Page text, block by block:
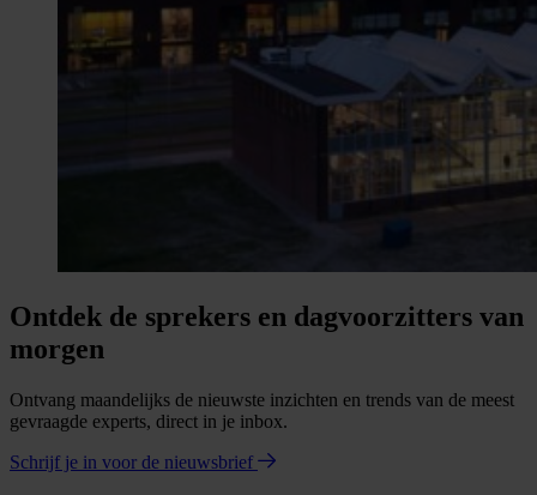
Ontdek de sprekers en dagvoorzitters van
morgen
Ontvang maandelijks de nieuwste inzichten en trends van de meest
gevraagde experts, direct in je inbox.
Schrijf je in voor de nieuwsbrief